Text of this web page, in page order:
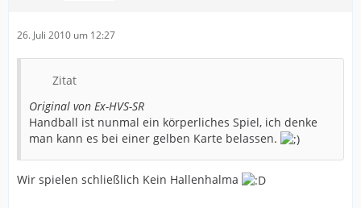
26. Juli 2010 um 12:27
Zitat
Original von Ex-HVS-SR
Handball ist nunmal ein körperliches Spiel, ich denke
man kann es bei einer gelben Karte belassen.
Wir spielen schließlich Kein Hallenhalma